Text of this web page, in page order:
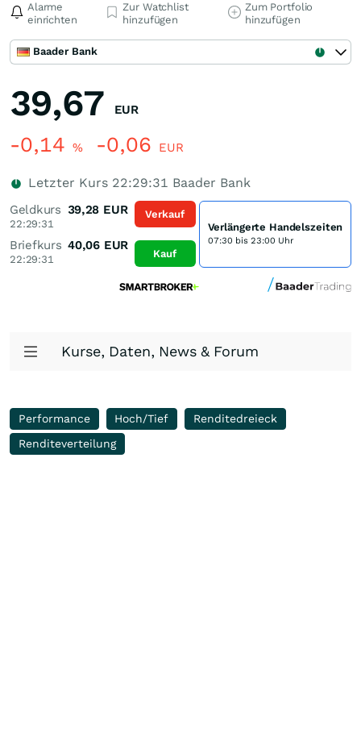
Alarme
einrichten
Zur Watchlist
hinzufügen
Zum Portfolio
hinzufügen
Baader Bank
39,67 EUR
-0,14 % -0,06 EUR
Letzter Kurs 22:29:31 Baader Bank
Geldkurs
22:29:31
39,28 EUR
Briefkurs
22:29:31
40,06 EUR
Verkauf
Kauf
Verlängerte Handelszeiten
07:30 bis 23:00 Uhr
Kurse, Daten, News & Forum
Performance Hoch/Tief
Renditedreieck
Renditeverteilung